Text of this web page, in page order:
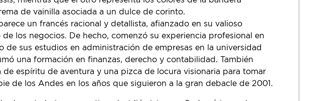
de vainilla asociada a un dulce de corinto.
un francés racional y detallista, afianzado en su valioso
los negocios. De hecho, comenzó su experiencia profesional en
de sus estudios en administración de empresas en la universidad
una formación en finanzas, derecho y contabilidad. También
espíritu de aventura y una pizca de locura visionaria para tomar
de los Andes en los años que siguieron a la gran debacle de 2001.